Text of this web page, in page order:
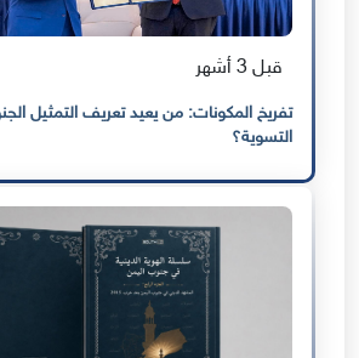
قبل 3 أشهر
تفريخ المكونات: من يعيد تعريف التمثيل
التسوية؟